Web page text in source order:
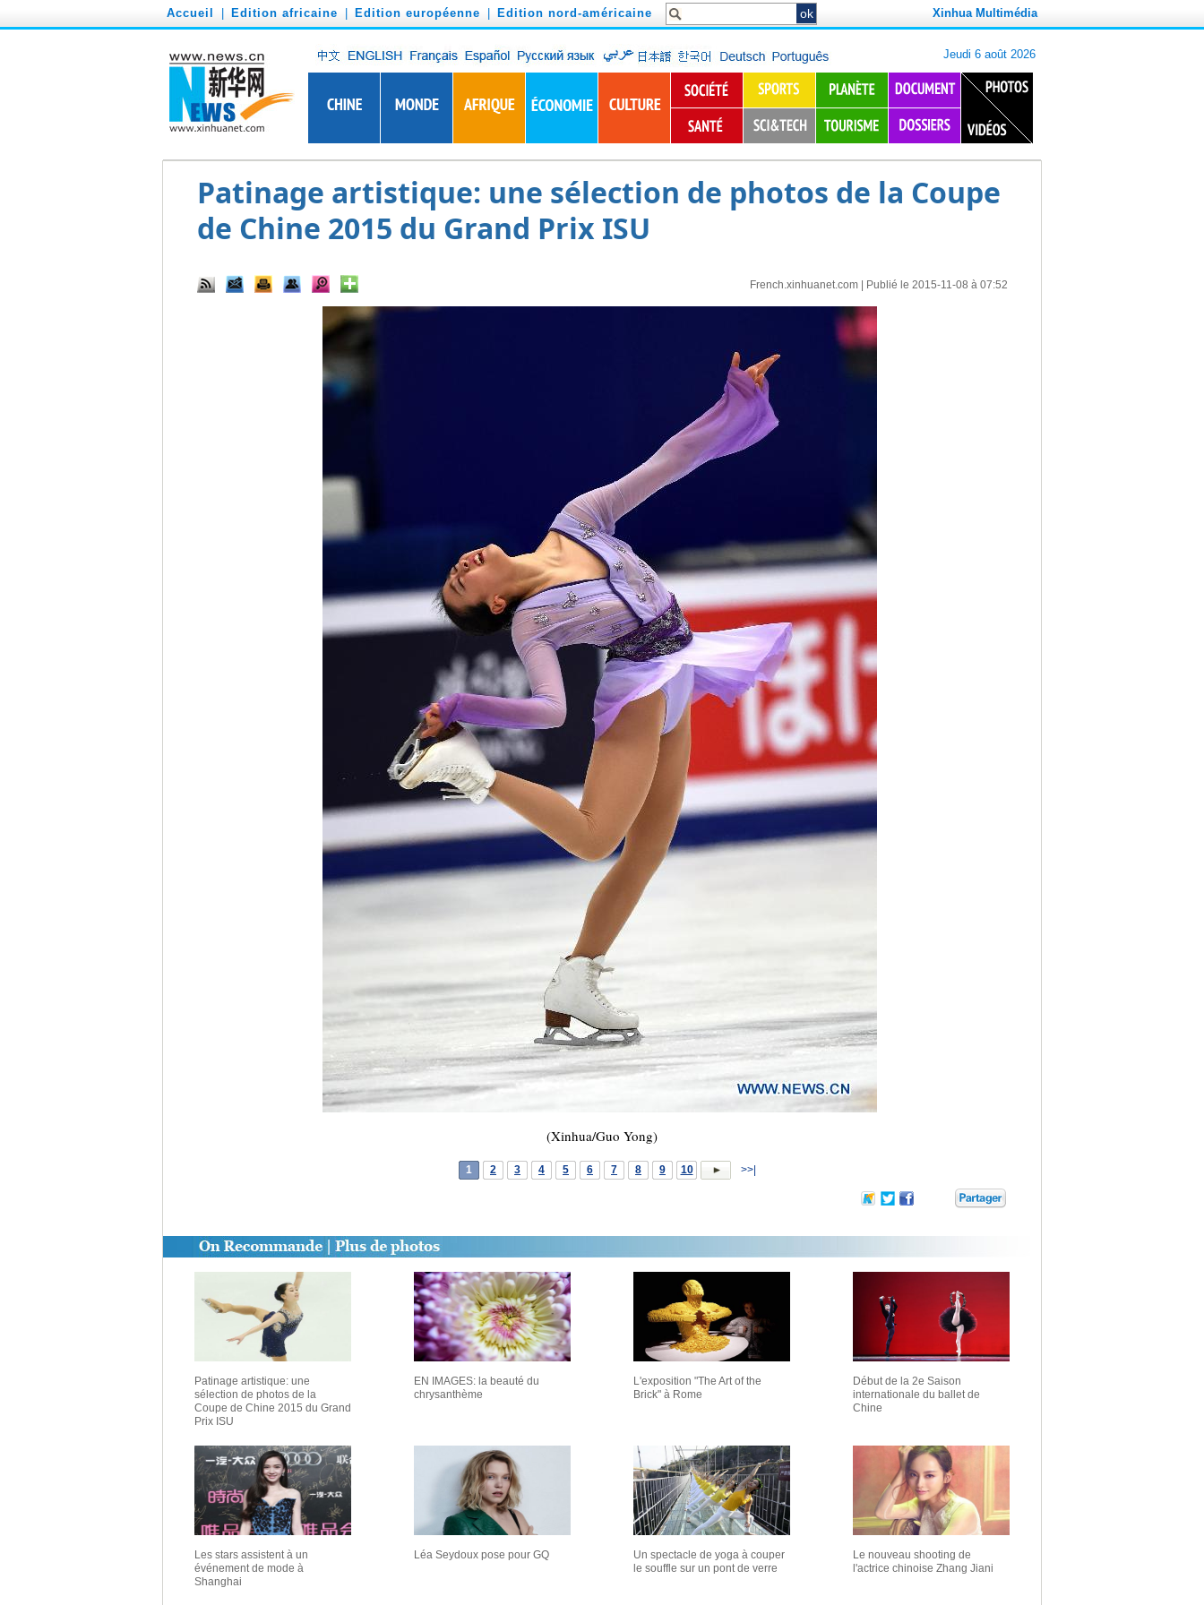
Accueil Edition africaine Edition européenne Edition nord-américaine Xinhua Multimédia
Patinage artistique: une sélection de photos de la Coupe
de Chine 2015 du Grand Prix ISU
French.xinhuanet.com| Publié le 2015-11-08 à 07:52
(Xinhua/Guo Yong)
1 2 3 4 5 6 7 8 9 10 >>|
Patinage artistique: une
sélection de photos de la
Coupe de Chine 2015 du Grand
Prix ISU
EN IMAGES: la beauté du
chrysanthème
L'exposition "The Art of the
Brick" à Rome
Début de la 2e Saison
internationale du ballet de
Chine
Les stars assistent à un
événement de mode à
Shanghai
Léa Seydoux pose pour GQ
Un spectacle de yoga à couper
le souffle sur un pont de verre
Le nouveau shooting de
l'actrice chinoise Zhang Jiani